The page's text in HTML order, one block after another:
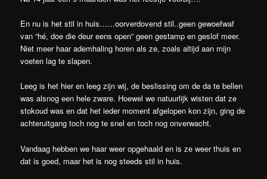
En nu is het stil in huis……oorverdovend stil..geen gewoefwaf
van “hé, doe die deur eens open” geen gestamp en geslof meer.
Niet meer haar ademhaling horen als ze, zoals altijd aan mijn
voeten lag te slapen.
Leeg is het hier en leeg zijn wij, de beslissing om de da te bellen
was alsnog een hele zware. Hoewel we natuurlijk wisten dat ze
stokoud was en dat het ieder moment afgelopen kon zijn, ging de
achteruitgang toch nog te snel en toch nog onverwacht.
Vandaag hebben we haar weer opgehaald en is ze weer thuis en
dat is goed, maar het is nog steeds stil in huis.